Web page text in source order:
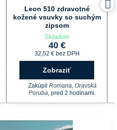
Leon 510 zdravotné
kožené vsuvky so suchým
zipsom
Skladom
40 €
32,52 € bez DPH
Zobraziť
Zakúpil Romana, Oravská
Poruba , pred 2 hodinami.